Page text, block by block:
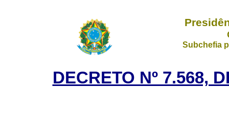
Subchefia
DECRETO Nº 7.568,